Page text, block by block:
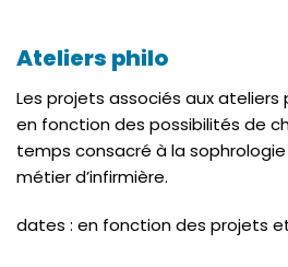
Ateliers philo
Les projets associés aux ateliers
en fonction des possibilités de
temps consacré à la
métier d’infirmière.
dates : en fonction des projets